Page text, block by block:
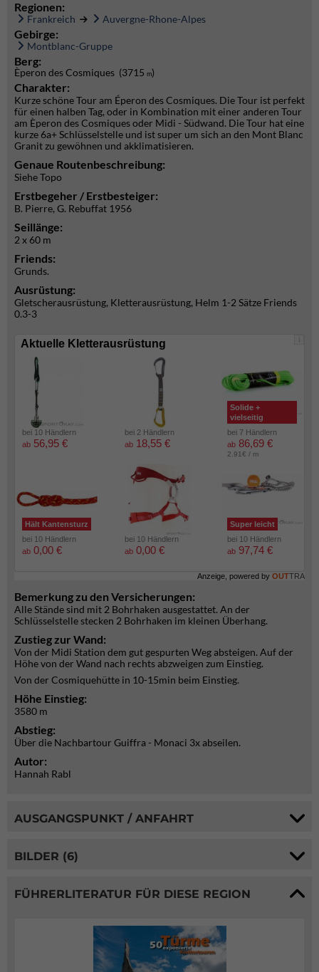
Regionen:
Frankreich Auvergne-Rhone-Alpes
Gebirge:
Montblanc-Gruppe
Berg:
Èperon des Cosmiques (3715 m)
Charakter:
Kurze schöne Tour am Éperon des Cosmiques. Die Tour ist perfekt
für einen halben Tag, oder in Kombination mit einer anderen Tour
am Èperon des Cosmiques oder Midi - Südwand. Die Tour hat eine
kurze 6a+ Schlüsselstelle und ist super um sich an den Mont Blanc
Granit zu gewöhnen und akklimatisieren.
Genaue Routenbeschreibung:
Siehe Topo
Erstbegeher / Erstbesteiger:
B. Pierre, G. Rebuffat 1956
Seillänge:
2 x 60 m
Friends:
Grunds.
Ausrüstung:
Gletscherausrüstung, Kletterausrüstung, Helm 1-2 Sätze Friends
0.3-3
i
Aktuelle Kletterausrüstung
bei 10 Händlern
ab 56,95 €
bei 2 Händlern
ab 18,55 €
Solide +
vielseitig
bei 7 Händlern
ab 86,69 €
2.91€ / m
Hält Kantensturz
bei 10 Händlern
ab 0,00 €
bei 10 Händlern
ab 0,00 €
Super leicht
bei 10 Händlern
ab 97,74 €
Anzeige, powered by OUTTRA
Bemerkung zu den Versicherungen:
Alle Stände sind mit 2 Bohrhaken ausgestattet. An der
Schlüsselstelle stecken 2 Bohrhaken im kleinen Überhang.
Zustieg zur Wand:
Von der Midi Station dem gut gespurten Weg absteigen. Auf der
Höhe von der Wand nach rechts abzweigen zum Einstieg.
Von der Cosmiquehütte in 10-15min beim Einstieg.
Höhe Einstieg:
3580 m
Abstieg:
Über die Nachbartour Guiffra - Monaci 3x abseilen.
Autor:
Hannah Rabl
AUSGANGSPUNKT / ANFAHRT
BILDER (6)
FÜHRERLITERATUR FÜR DIESE REGION